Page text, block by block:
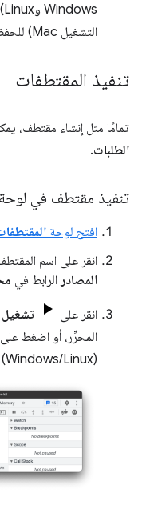
Windows وLinux) أو
التشغيل Mac) للحفظ.
تنفيذ المقتطفات
تمامًا مثل إنشاء مقتطف،
الطلبات.
تنفيذ مقتطف في
افتح لوحة
انقر على اسم
المصادر الرابط في
انقر على تشغيل
المحرِّر، أو اضغط على
(Windows/Linux) أو